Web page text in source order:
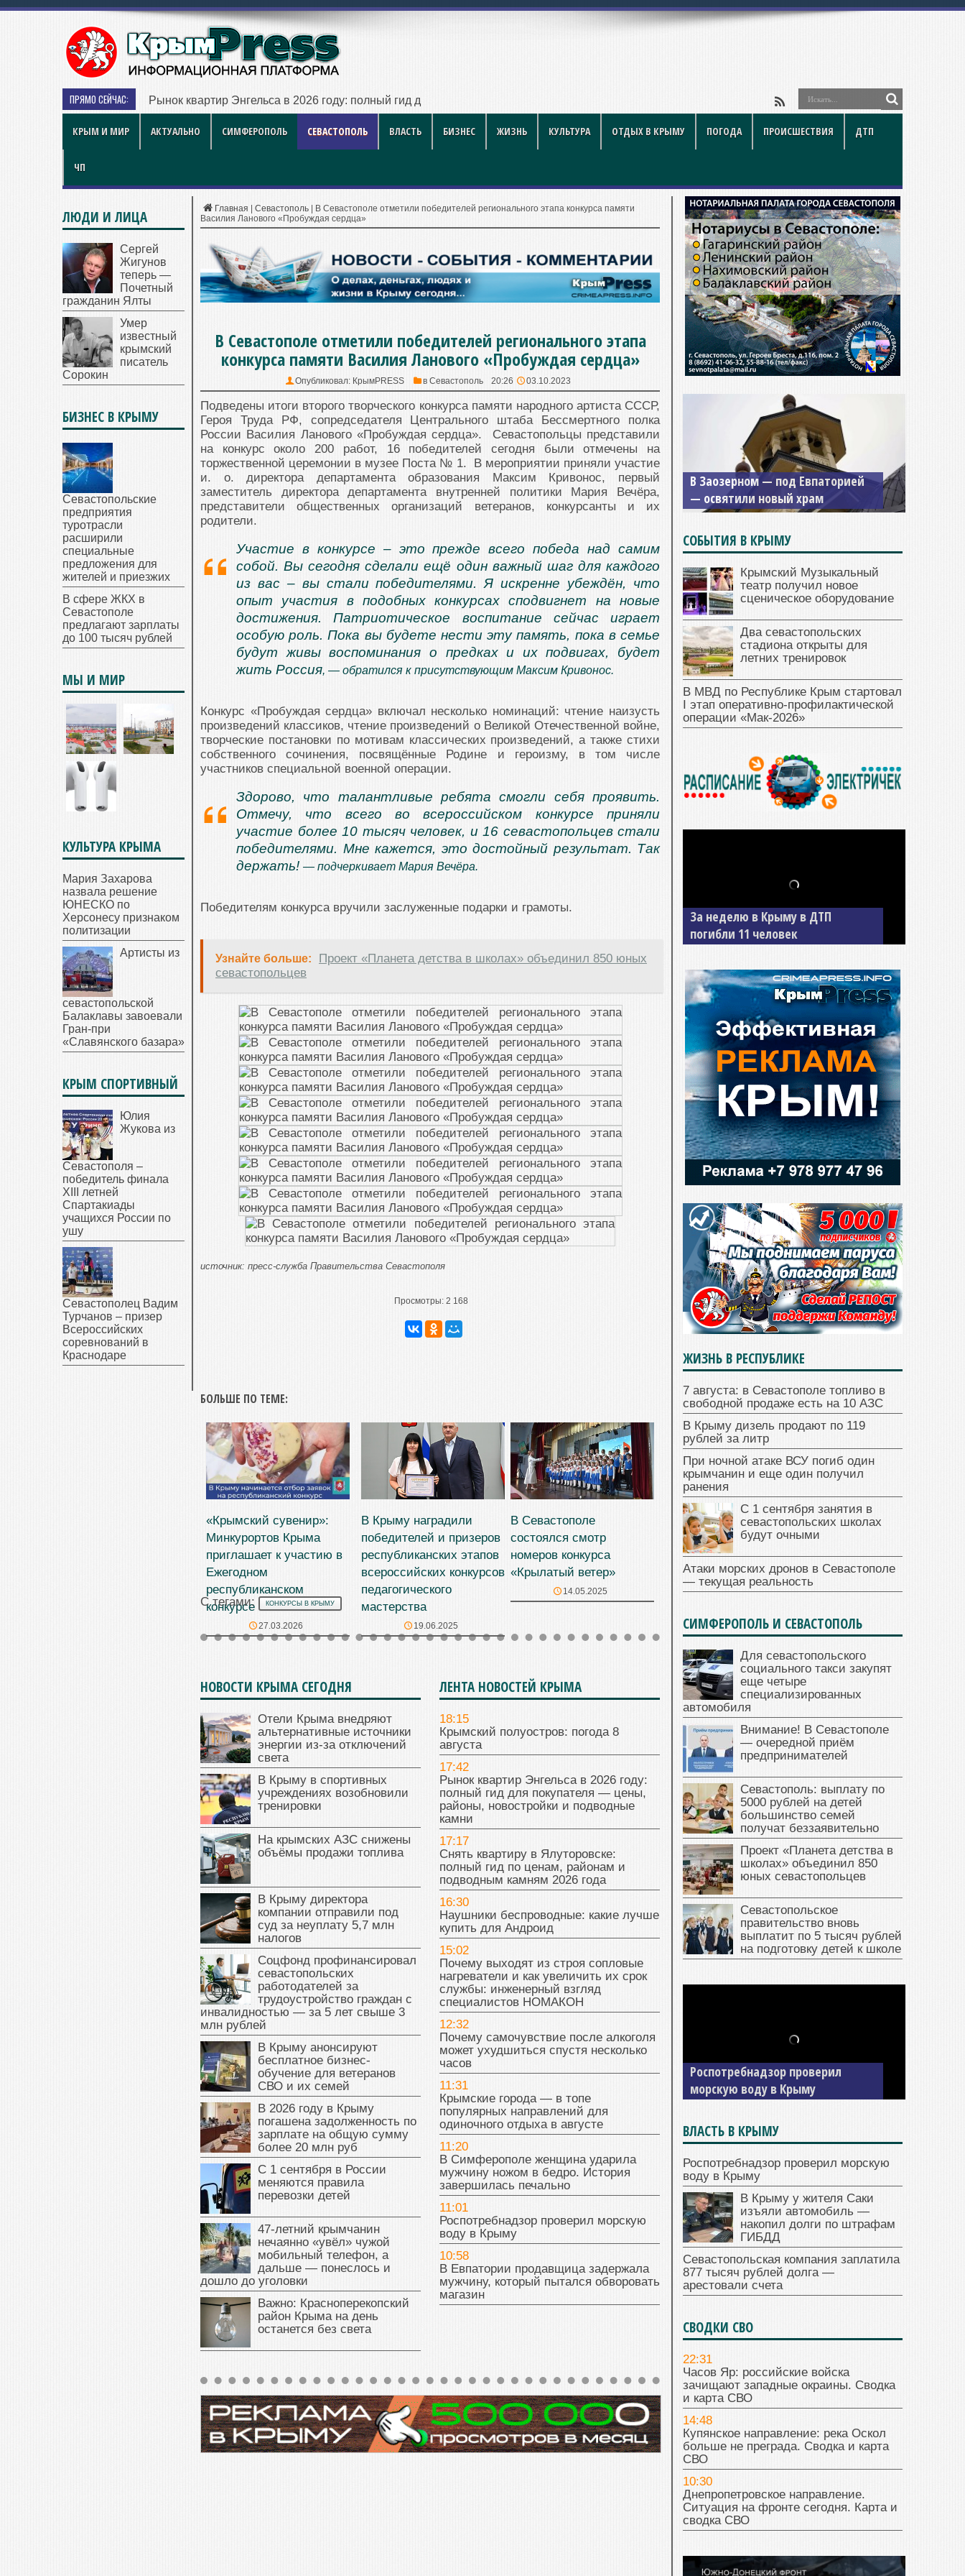
ПРЯМО СЕЙЧАС: Рынок квартир Энгельса в 2026 году: полный гид для покупателя — цены, районы, новостройки и под
КРЫМ И МИР АКТУАЛЬНО СИМФЕРОПОЛЬ СЕВАСТОПОЛЬ ВЛАСТЬ БИЗНЕС ЖИЗНЬ КУЛЬТУРА ОТДЫХ В КРЫМУ ПОГОДА ПРОИСШЕСТВИЯ ДТП
ЧП
Главная Севастополь
В Севастополе отметили победителей регионального этапа конкурса памяти
Василия Ланового «Пробуждая сердца»
В Севастополе отметили победителей регионального этапа
конкурса памяти Василия Ланового «Пробуждая сердца»
Опубликовал: КрымPRESS в Севастополь 20:26 03.10.2023
Подведены итоги второго творческого конкурса памяти народного артиста СССР,
Героя Труда РФ, сопредседателя Центрального штаба Бессмертного полка
России Василия Ланового «Пробуждая сердца». Севастопольцы представили
на конкурс около 200 работ, 16 победителей сегодня были отмечены на
торжественной церемонии в музее Поста № 1. В мероприятии приняли участие
и. о. директора департамента образования Максим Кривонос, первый
заместитель директора департамента внутренней политики Мария Вечёра,
представители общественных организаций ветеранов, конкурсанты и их
родители.
Участие в конкурсе – это прежде всего победа над самим
собой. Вы сегодня сделали ещё один важный шаг для каждого
из вас – вы стали победителями. Я искренне убеждён, что
опыт участия в подобных конкурсах сподвигнет на новые
достижения. Патриотическое воспитание сейчас играет
особую роль. Пока вы будете нести эту память, пока в семье
будут живы воспоминания о предках и их подвигах, будет
жить Россия, — обратился к присутствующим Максим Кривонос.
Конкурс «Пробуждая сердца» включал несколько номинаций: чтение наизусть
произведений классиков, чтение произведений о Великой Отечественной войне,
творческие постановки по мотивам классических произведений, а также стихи
собственного сочинения, посвящённые Родине и героизму, в том числе
участников специальной военной операции.
Здорово, что талантливые ребята смогли себя проявить.
Отмечу, что всего во всероссийском конкурсе приняли
участие более 10 тысяч человек, и 16 севастопольцев стали
победителями. Мне кажется, это достойный результат. Так
держать! — подчеркивает Мария Вечёра.
Победителям конкурса вручили заслуженные подарки и грамоты.
Узнайте больше:
Проект «Планета детства в школах» объединил 850 юных
севастопольцев
источник: пресс-служба Правительства Севастополя
Просмотры: 2 168
БОЛЬШЕ ПО ТЕМЕ:
«Крымский сувенир»:
Минкурортов Крыма
приглашает к участию в
Ежегодном
республиканском
конкурсе
27.03.2026
В Крыму наградили
победителей и призеров
республиканских этапов
всероссийских конкурсов
педагогического
мастерства
19.06.2025
В Севастополе
состоялся смотр
номеров конкурса
«Крылатый ветер»
14.05.2025
С тегами: КОНКУРСЫ В КРЫМУ
НОВОСТИ КРЫМА СЕГОДНЯ
Отели Крыма внедряют
альтернативные источники
энергии из-за отключений
света
В Крыму в спортивных
учреждениях возобновили
тренировки
На крымских АЗС снижены
объёмы продажи топлива
В Крыму директора
компании отправили под
суд за неуплату 5,7 млн
налогов
Соцфонд профинансировал
севастопольских
работодателей за
трудоустройство граждан с
инвалидностью — за 5 лет свыше 3
млн рублей
В Крыму анонсируют
бесплатное бизнес-
обучение для ветеранов
СВО и их семей
В 2026 году в Крыму
погашена задолженность по
зарплате на общую сумму
более 20 млн руб
С 1 сентября в России
меняются правила
перевозки детей
47‑летний крымчанин
нечаянно «увёл» чужой
мобильный телефон, а
дальше — понеслось и
дошло до уголовки
Важно: Красноперекопский
район Крыма на день
останется без света
ЛЕНТА НОВОСТЕЙ КРЫМА
18:15
Крымский полуостров: погода 8
августа
17:42
Рынок квартир Энгельса в 2026 году:
полный гид для покупателя — цены,
районы, новостройки и подводные
камни
17:17
Снять квартиру в Ялуторовске:
полный гид по ценам, районам и
подводным камням 2026 года
16:30
Наушники беспроводные: какие лучше
купить для Андроид
15:02
Почему выходят из строя сопловые
нагреватели и как увеличить их срок
службы: инженерный взгляд
специалистов НОМАКОН
12:32
Почему самочувствие после алкоголя
может ухудшиться спустя несколько
часов
11:31
Крымские города — в топе
популярных направлений для
одиночного отдыха в августе
11:20
В Симферополе женщина ударила
мужчину ножом в бедро. История
завершилась печально
11:01
Роспотребнадзор проверил морскую
воду в Крыму
10:58
В Евпатории продавщица задержала
мужчину, который пытался обворовать
магазин
ЛЮДИ И ЛИЦА
Сергей
Жигунов
теперь —
Почетный
гражданин Ялты
Умер
известный
крымский
писатель
Сорокин
БИЗНЕС В КРЫМУ
Севастопольские
предприятия
туротрасли
расширили
специальные
предложения для
жителей и приезжих
В сфере ЖКХ в
Севастополе
предлагают зарплаты
до 100 тысяч рублей
МЫ И МИР
КУЛЬТУРА КРЫМА
Мария Захарова
назвала решение
ЮНЕСКО по
Херсонесу признаком
политизации
Артисты из
севастопольской
Балаклавы завоевали
Гран-при
«Славянского базара»
КРЫМ СПОРТИВНЫЙ
Юлия
Жукова из
Севастополя –
победитель финала
XIII летней
Спартакиады
учащихся России по
ушу
Севастополец Вадим
Турчанов – призер
Всероссийских
соревнований в
Краснодаре
Мужской монастырь Косьмы и
Дамиана в Крыму вновь открыт
для посещения
СОБЫТИЯ В КРЫМУ
Крымский Музыкальный
театр получил новое
сценическое оборудование
Два севастопольских
стадиона открыты для
летних тренировок
В МВД по Республике Крым стартовал
I этап оперативно‑профилактической
операции «Мак‑2026»
В Джанкое водитель ВАЗа сбил
двух детей на «зебре»
ЖИЗНЬ В РЕСПУБЛИКЕ
7 августа: в Севастополе топливо в
свободной продаже есть на 10 АЗС
В Крыму дизель продают по 119
рублей за литр
При ночной атаке ВСУ погиб один
крымчанин и еще один получил
ранения
С 1 сентября занятия в
севастопольских школах
будут очными
Атаки морских дронов в Севастополе
— текущая реальность
СИМФЕРОПОЛЬ И СЕВАСТОПОЛЬ
Для севастопольского
социального такси закупят
еще четыре
специализированных
автомобиля
Внимание! В Севастополе
— очередной приём
предпринимателей
Севастополь: выплату по
5000 рублей на детей
большинство семей
получат беззаявительно
Проект «Планета детства в
школах» объединил 850
юных севастопольцев
Севастопольское
правительство вновь
выплатит по 5 тысяч рублей
на подготовку детей к школе
автомобиль — накопил долги по
штрафам ГИБДД
ВЛАСТЬ В КРЫМУ
Роспотребнадзор проверил морскую
воду в Крыму
В Крыму у жителя Саки
изъяли автомобиль —
накопил долги по штрафам
ГИБДД
Севастопольская компания заплатила
877 тысяч рублей долга —
арестовали счета
СВОДКИ СВО
22:31
Часов Яр: российские войска
зачищают западные окраины. Сводка
и карта СВО
14:48
Купянское направление: река Оскол
больше не преграда. Сводка и карта
СВО
10:30
Днепропетровское направление.
Ситуация на фронте сегодня. Карта и
сводка СВО